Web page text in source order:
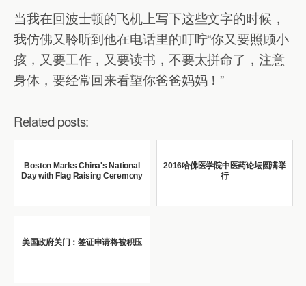
当我在回波士顿的飞机上写下这些文字的时候，
我仿佛又聆听到他在电话里的叮咛“你又要照顾小
孩，又要工作，又要读书，不要太拼命了，注意
身体，要经常回来看望你爸爸妈妈！”
Related posts:
Boston Marks China's National
Day with Flag Raising Ceremony
2016哈佛医学院中医药论坛圆满举
行
美国政府关门：签证申请将被积压